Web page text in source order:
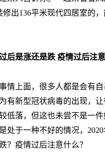
出136平米现代四居室的，
后是涨还是跌 疫情过后注
情上面，很多人都是会有
有新型冠状病毒的出现，
低落，但这也未尝不是一
处于一种不好的情况，
？疫情过后注意什么？